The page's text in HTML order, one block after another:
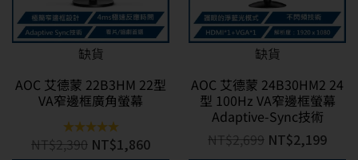
缺貨
AOC 艾德蒙 22B3HM 22型
VA窄邊框廣角螢幕
評分5.00
NT$2,390 NT$1,860
缺貨
AOC 艾德蒙 24B30HM2 24
型 100Hz VA窄邊框螢幕
Adaptive-Sync技術
NT$2,699 NT$2,199